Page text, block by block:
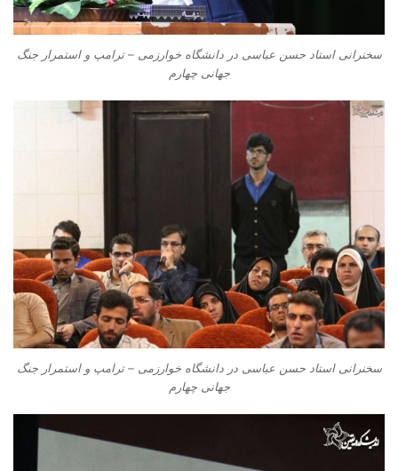
سخنرانی استاد حسن عباسی در دانشگاه خوارزمی – ترامپ و استمرار جنگ
جهانی چهارم
سخنرانی استاد حسن عباسی در دانشگاه خوارزمی – ترامپ و استمرار جنگ
جهانی چهارم